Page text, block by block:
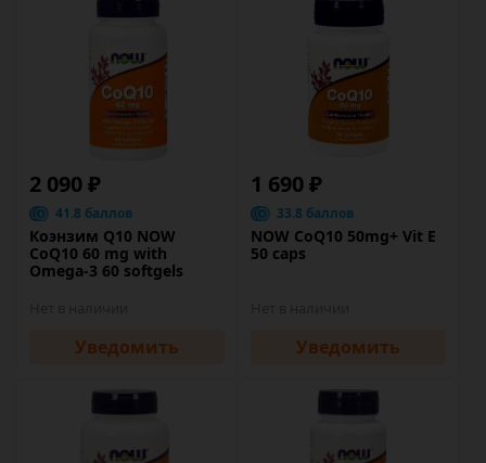
2 090 ₽
41.8 баллов
Коэнзим Q10 NOW
CoQ10 60 mg with
Omega-3 60 softgels
Уведомить
1 690 ₽
33.8 баллов
NOW CoQ10 50mg+ Vit E
50 caps
Уведомить